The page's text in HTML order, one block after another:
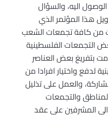
اليه، والسؤال
هذا المؤتمر الذي
من كافة تجمعات الشعب
التجمعات الفلسطينية
بتفريغ بعض العناصر
لدفع واختيار افرادا من
والعمل على تذليل
والتجمعات
الى المشرفين على عقد